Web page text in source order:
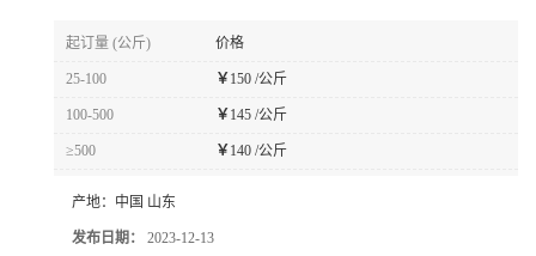
起订量 (公斤) 价格
25-100 ￥ 150 /公斤
100-500 ￥ 145 /公斤
≥500 ￥ 140 /公斤
产地： 中国 山东
发布日期： 2023-12-13